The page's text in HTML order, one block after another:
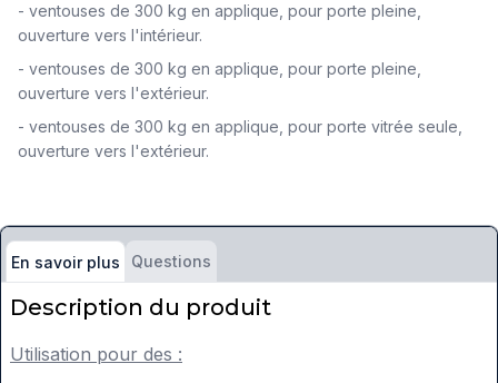
- ventouses de 300 kg en applique, pour porte pleine,
ouverture vers l'intérieur.
- ventouses de 300 kg en applique, pour porte pleine,
ouverture vers l'extérieur.
- ventouses de 300 kg en applique, pour porte vitrée seule,
ouverture vers l'extérieur.
En savoir plus Questions
Description du produit
Utilisation pour des :